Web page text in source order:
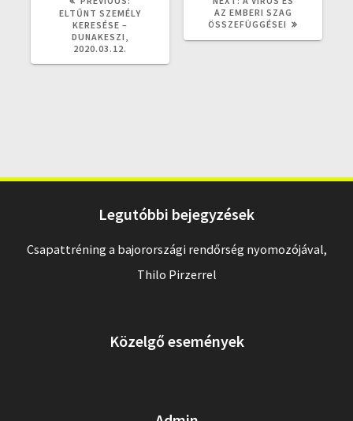
POST:
ELTŰNT SZEMÉLY
KERESÉSE –
DUNAKESZI,
2020.03.12.
POST:
AZ EMBERI SZAG
ÖSSZEFÜGGÉSEI
Legutóbbi bejegyzések
Csapattréning a bajorországi rendőrség nyomozójával,
Thilo Pirzerrel
Közelgő események